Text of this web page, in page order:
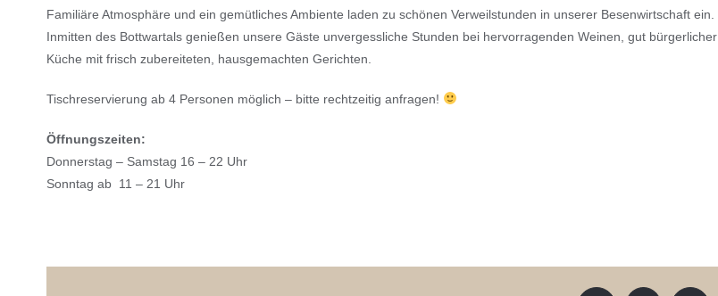
Familiäre Atmosphäre und ein gemütliches Ambiente laden zu schönen Verweilstunden in unserer Besenwirtschaft ein.
Inmitten des Bottwartals genießen unsere Gäste unvergessliche Stunden bei hervorragenden Weinen, gut bürgerlicher
Küche mit frisch zubereiteten, hausgemachten Gerichten.
Tischreservierung ab 4 Personen möglich – bitte rechtzeitig anfragen!
Öffnungszeiten:
Donnerstag – Samstag 16 – 22 Uhr
Sonntag ab 11 – 21 Uhr